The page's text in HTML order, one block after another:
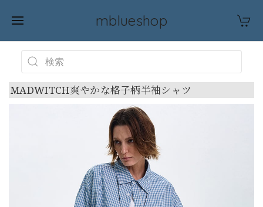
mblueshop
MADWITCH爽やかな格子柄半袖シャツ